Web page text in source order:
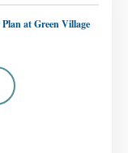
at Green Village